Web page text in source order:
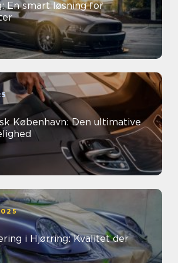
En smart løsning for
København: Den ultimative
i Hjørring: Kvalitet der